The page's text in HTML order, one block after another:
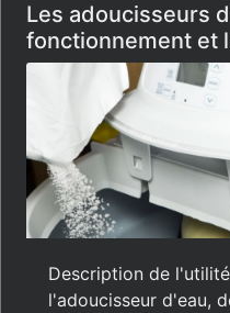
Les adoucisseurs
fonctionnement et
Description de
l'adoucisseur d'eau,